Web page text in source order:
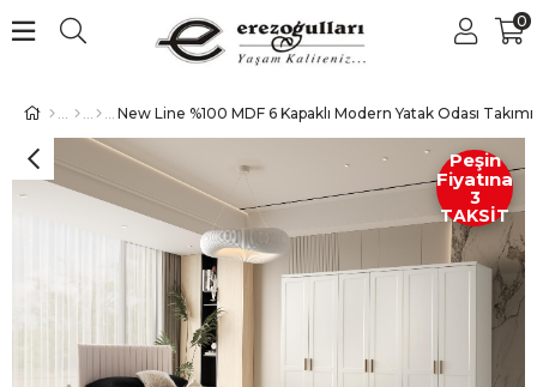
0
New Line %100 MDF 6 Kapaklı Modern Yatak Odası Takımı
Peşin
Fiyatına
3
TAKSİT